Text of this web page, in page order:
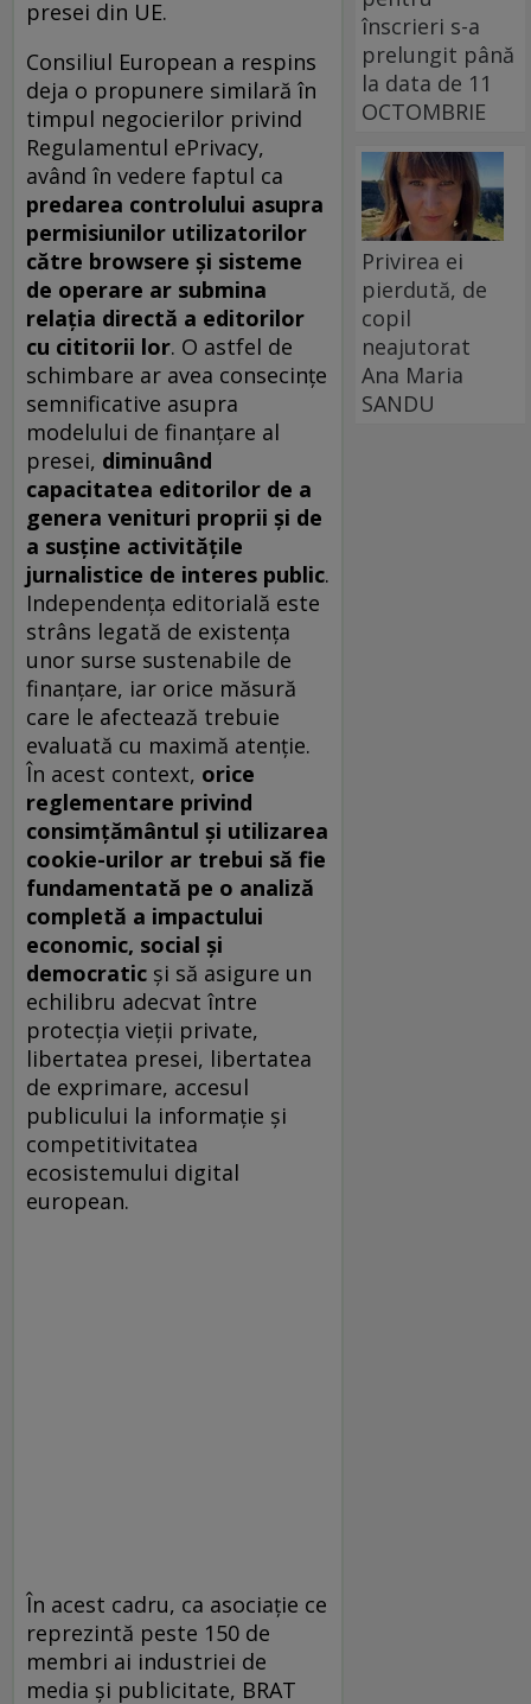
presei din UE.
Consiliul European a respins
deja o propunere similară în
timpul negocierilor privind
Regulamentul ePrivacy,
având în vedere faptul ca
predarea controlului asupra
permisiunilor utilizatorilor
către browsere și sisteme
de operare ar submina
relația directă a editorilor
cu cititorii lor. O astfel de
schimbare ar avea consecințe
semnificative asupra
modelului de finanțare al
presei, diminuând
capacitatea editorilor de a
genera venituri proprii și de
a susține activitățile
jurnalistice de interes public.
Independența editorială este
strâns legată de existența
unor surse sustenabile de
finanțare, iar orice măsură
care le afectează trebuie
evaluată cu maximă atenție.
În acest context, orice
reglementare privind
consimțământul și utilizarea
cookie-urilor ar trebui să fie
fundamentată pe o analiză
completă a impactului
economic, social și
democratic și să asigure un
echilibru adecvat între
protecția vieții private,
libertatea presei, libertatea
de exprimare, accesul
publicului la informație și
competitivitatea
ecosistemului digital
european.
În acest cadru, ca asociație ce
reprezintă peste 150 de
membri ai industriei de
media și publicitate, BRAT
înscrieri s-a
prelungit până
la data de 11
OCTOMBRIE
Privirea ei
pierdută, de
copil
neajutorat
Ana Maria
SANDU